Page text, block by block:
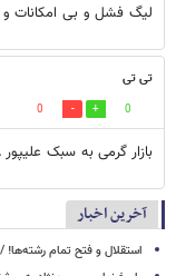
لیگ فشل و بی امکانات و
تی تی
0
0
بازار گرمی به سبک علیپور .
آخرین اخبار
استقلال و فتح تمام